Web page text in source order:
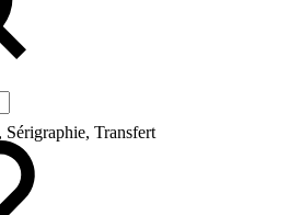
Sérigraphie, Transfert